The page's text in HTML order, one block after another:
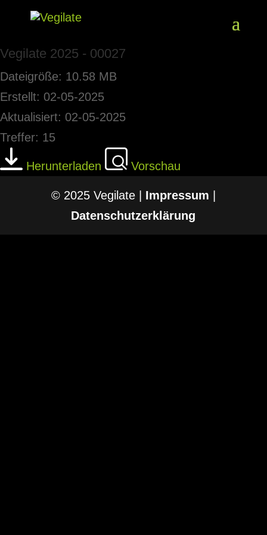
Vegilate 2025 - 00027
Dateigröße: 10.58 MB
Erstellt: 02-05-2025
Aktualisiert: 02-05-2025
Treffer: 15
Herunterladen Vorschau
© 2025 Vegilate | Impressum
Datenschutzerklärung